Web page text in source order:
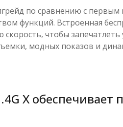
по сравнению с
функций. Встроенная
чтобы
модных показов и
X